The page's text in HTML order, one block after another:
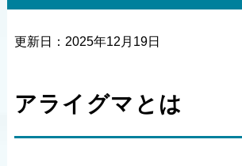
更新日： 2025年12月19日
アライグマとは